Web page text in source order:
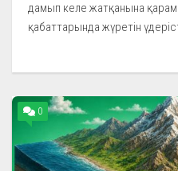
дамып келе жатқанына
қабаттарында жүретін
0